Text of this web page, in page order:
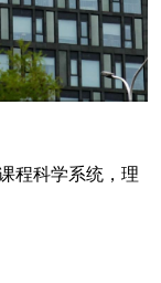
程科学系统，理